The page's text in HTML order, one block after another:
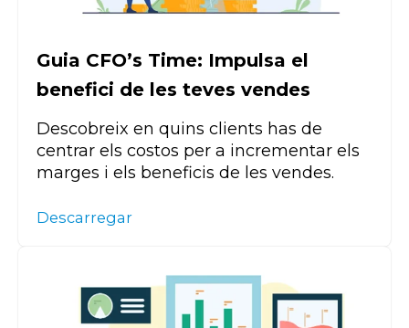
Guia CFO’s Time: Impulsa el
benefici de les teves vendes
Descobreix en quins clients has de
centrar els costos per a incrementar els
marges i els beneficis de les vendes.
Descarregar